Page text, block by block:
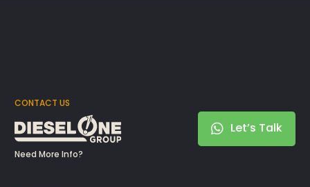
CONTACT US
Need More Info?
Let’s Talk